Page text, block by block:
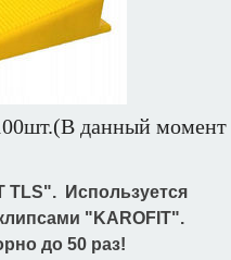
данный момент
TLS". Используется
"KAROFIT".
до 50 раз!